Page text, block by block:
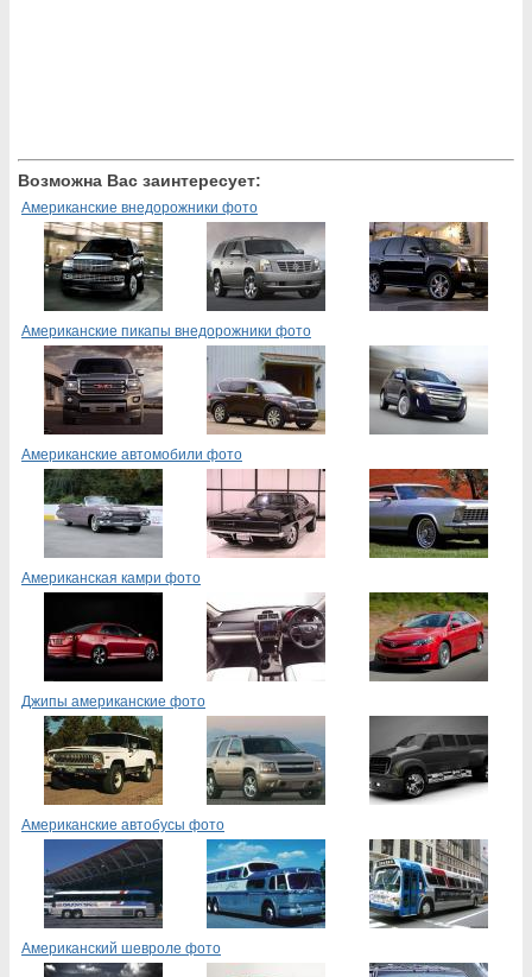
Возможна Вас заинтересует:
Американские внедорожники фото
Американские пикапы внедорожники фото
Американские автомобили фото
Американская камри фото
Джипы американские фото
Американские автобусы фото
Американский шевроле фото